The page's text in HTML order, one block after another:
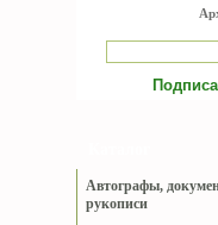
Автографы,
рукописи